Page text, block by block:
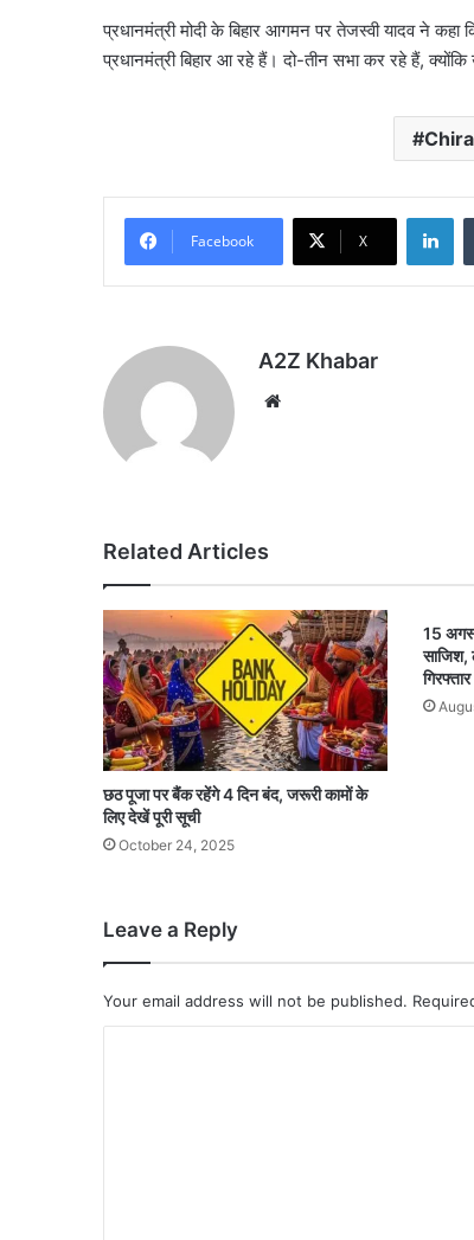
प्रधानमंत्री मोदी के बिहार आगमन पर तेजस्वी यादव ने कहा
प्रधानमंत्री बिहार आ रहे हैं। दो-तीन सभा कर रहे हैं,
Facebook X
A2Z Khabar
Related Articles
छठ पूजा पर बैंक रहेंगे 4 दिन बंद, जरूरी कामों के
लिए देखें पूरी सूची
October 24, 2025
15
साजिश,
गिरफ्तार
Leave a Reply
Your email address will not be published.